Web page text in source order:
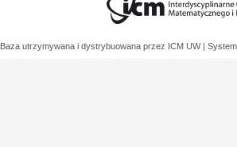
Baza utrzymywana i dystrybuowana przez ICM UW |